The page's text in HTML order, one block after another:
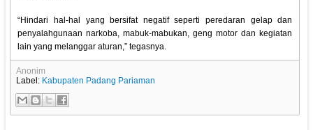
“Hindari hal-hal yang bersifat negatif seperti peredaran gelap dan
penyalahgunaan narkoba, mabuk-mabukan, geng motor dan kegiatan
lain yang melanggar aturan,” tegasnya.
Anonim
Label: Kabupaten Padang Pariaman